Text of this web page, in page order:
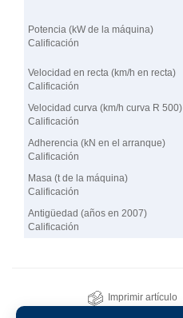
Potencia (kW de la máquina)
Calificación
Velocidad en recta (km/h en recta)
Calificación
Velocidad curva (km/h curva R 500)
Calificación
Adherencia (kN en el arranque)
Calificación
Masa (t de la máquina)
Calificación
Antigüedad (años en 2007)
Calificación
Imprimir artículo